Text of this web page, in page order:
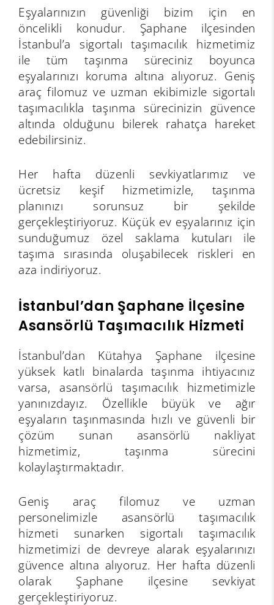
Eşyalarınızın güvenliği bizim için en
öncelikli konudur. Şaphane ilçesinden
İstanbul’a sigortalı taşımacılık hizmetimiz
ile tüm taşınma süreciniz boyunca
eşyalarınızı koruma altına alıyoruz. Geniş
araç filomuz ve uzman ekibimizle sigortalı
taşımacılıkla taşınma sürecinizin güvence
altında olduğunu bilerek rahatça hareket
edebilirsiniz.
Her hafta düzenli sevkiyatlarımız ve
ücretsiz keşif hizmetimizle, taşınma
planınızı sorunsuz bir şekilde
gerçekleştiriyoruz. Küçük ev eşyalarınız için
sunduğumuz özel saklama kutuları ile
taşıma sırasında oluşabilecek riskleri en
aza indiriyoruz.
İstanbul’dan Şaphane İlçesine
Asansörlü Taşımacılık Hizmeti
İstanbul’dan Kütahya Şaphane ilçesine
yüksek katlı binalarda taşınma ihtiyacınız
varsa, asansörlü taşımacılık hizmetimizle
yanınızdayız. Özellikle büyük ve ağır
eşyaların taşınmasında hızlı ve güvenli bir
çözüm sunan asansörlü nakliyat
hizmetimiz, taşınma sürecini
kolaylaştırmaktadır.
Geniş araç filomuz ve uzman
personelimizle asansörlü taşımacılık
hizmeti sunarken sigortalı taşımacılık
hizmetimizi de devreye alarak eşyalarınızı
güvence altına alıyoruz. Her hafta düzenli
olarak Şaphane ilçesine sevkiyat
gerçekleştiriyoruz.